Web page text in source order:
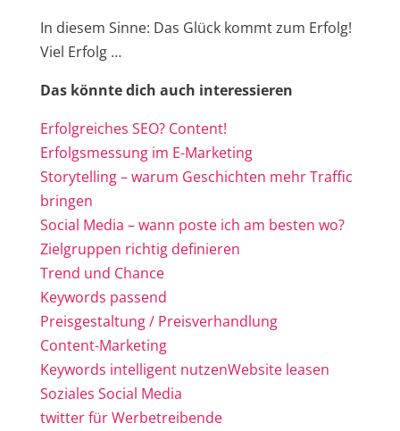
In diesem Sinne: Das Glück kommt zum Erfolg!
Viel Erfolg …
Das könnte dich auch interessieren
Erfolgreiches SEO? Content!
Erfolgsmessung im E-Marketing
Storytelling – warum Geschichten mehr Traffic
bringen
Social Media – wann poste ich am besten wo?
Zielgruppen richtig definieren
Trend und Chance
Keywords passend
Preisgestaltung / Preisverhandlung
Content-Marketing
Keywords intelligent nutzenWebsite leasen
Soziales Social Media
twitter für Werbetreibende